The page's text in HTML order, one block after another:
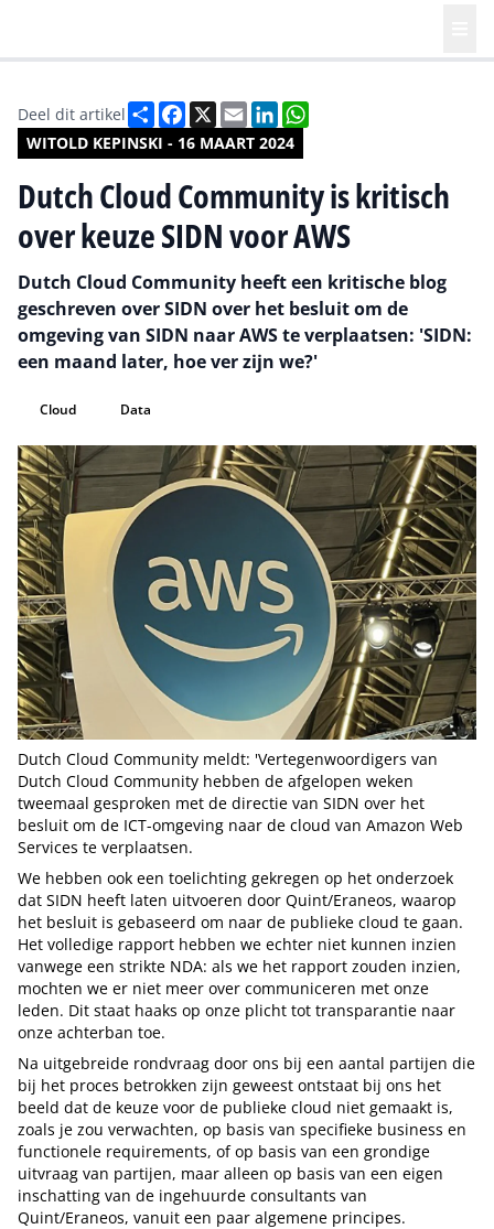
WITOLD KEPINSKI - 16 MAART 2024
Deel dit artikel DeelFacebook
X EmailLinkedIn
Dutch Cloud Community is kritisch
over keuze SIDN voor AWS
Dutch Cloud Community heeft een kritische blog
geschreven over SIDN over het besluit om de
omgeving van SIDN naar AWS te verplaatsen: 'SIDN:
een maand later, hoe ver zijn we?'
Cloud Data
Dutch Cloud Community meldt: 'Vertegenwoordigers van
Dutch Cloud Community hebben de afgelopen weken
tweemaal gesproken met de directie van SIDN over het
besluit om de ICT-omgeving naar de cloud van Amazon Web
Services te verplaatsen.
We hebben ook een toelichting gekregen op het onderzoek
dat SIDN heeft laten uitvoeren door Quint/Eraneos, waarop
het besluit is gebaseerd om naar de publieke cloud te gaan.
Het volledige rapport hebben we echter niet kunnen inzien
vanwege een strikte NDA: als we het rapport zouden inzien,
mochten we er niet meer over communiceren met onze
leden. Dit staat haaks op onze plicht tot transparantie naar
onze achterban toe.
Na uitgebreide rondvraag door ons bij een aantal partijen die
bij het proces betrokken zijn geweest ontstaat bij ons het
beeld dat de keuze voor de publieke cloud niet gemaakt is,
zoals je zou verwachten, op basis van specifieke business en
functionele requirements, of op basis van een grondige
uitvraag van partijen, maar alleen op basis van een eigen
inschatting van de ingehuurde consultants van
Quint/Eraneos, vanuit een paar algemene principes.